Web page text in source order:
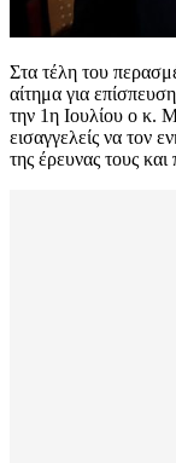
Στα τέλη του
αίτημα για
την 1η Ιουλίου ο κ.
εισαγγελείς να τον
της έρευνας τους